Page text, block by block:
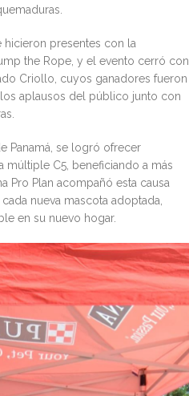
hicieron presentes con la
the Rope, y el evento cerró con
Criollo, cuyos ganadores fueron
los aplausos del público junto con
Panamá, se logró ofrecer
múltiple C5, beneficiando a más
Pro Plan acompañó esta causa
nueva mascota adoptada,
en su nuevo hogar.